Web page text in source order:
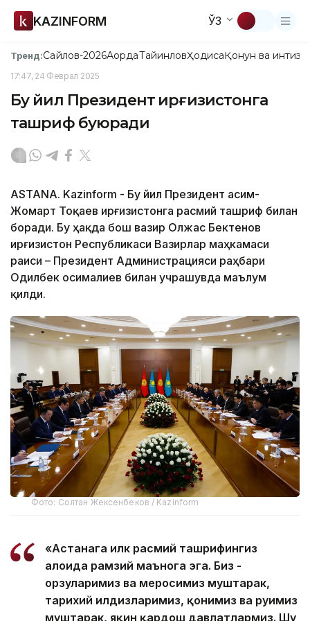
KAZINFORM ЎЗ
Тренд:Сайлов-2026АқордаТайинловҲодисаҚонун ва
17:47, 24 Феврал 2025
Бу йил Президент Қирғизистонга
ташриф буюради
ASTANA. Kazinform - Бу йил Президент Қасим-
Жомарт Тоқаев Қирғизистонга расмий ташриф билан
боради. Бу ҳақда бош вазир Олжас Бектенов
Қирғизистон Республикаси Вазирлар маҳкамаси
раиси – Президент Администрацияси раҳбари
Одилбек Қосималиев билан учрашувда маълум
қилди.
Фото: Солтан Жексенбеков / Kazinform
«Астанага илк расмий ташрифингиз
алоҳида рамзий маънога эга. Биз -
орзуларимиз ва меросимиз муштарак,
тарихий илдизларимиз, қонимиз ва руҳимиз
муштарак, яқин қардош давлатлармиз. Шу